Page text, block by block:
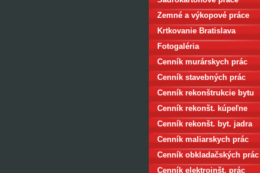
Zemné a výkopové práce
Krtkovanie Bratislava
Fotogaléria
Cenník murárskych prác
Cenník stavebných prác
Cenník rekonštrukcie bytu
Cenník rekonšt. kúpeľne
Cenník rekonšt. byt. jadra
Cenník maliarskych prác
Cenník obkladačských prác
Cenník elektroinšt. prác